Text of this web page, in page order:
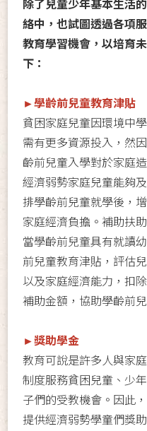
除了兒童少年基本生活
絡中，也試圖透過各項
教育學習機會，以培育
下：
►學齡前兒童教育津貼
貧困家庭兒童因環境中
需有更多資源投入，然
齡前兒童入學對於家庭
經濟弱勢家庭兒童能夠
排學齡前兒童就學後，
家庭經濟負擔。補助扶
當學齡前兒童具有就讀
前兒童教育津貼，評估
以及家庭經濟能力，扣
補助金額，協助學齡前
►獎助學金
教育可說是許多人與家
制度服務貧困兒童、少
子們的受教機會。因此
提供經濟弱勢學童們獎